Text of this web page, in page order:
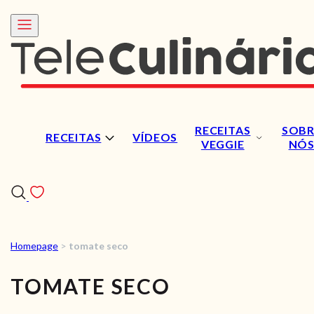
RECEITAS VÍDEOS
RECEITAS
VEGGIE
NÓS
VÍDEOS
Homepage > tomate seco
TOMATE SECO